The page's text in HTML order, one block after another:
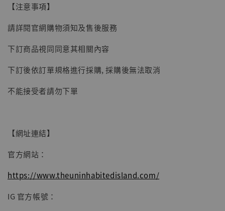
【現貨】BJSTUDIO 1/6系列可動蒐藏人偶 讓
NT$ 4,980
NT$ 5,300
【注意事項】
請詳閱官網購物須知及售後服務
下訂商品視同同意其相關內容
下訂後依訂單規格進行採購, 採購後無法取消
不能接受者請勿下單
【網址連結】
官方網站：
https://www.theuninhabitedisland.com/
IG 官方帳號：